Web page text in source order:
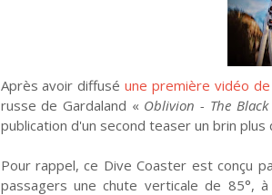
Après avoir diffuséune première vidéo
russe de Gardaland « Oblivion - The Black
publication d'un second teaser un brin plus
Pour rappel, ce Dive Coaster est conçu
passagers une chute verticale de 85°,